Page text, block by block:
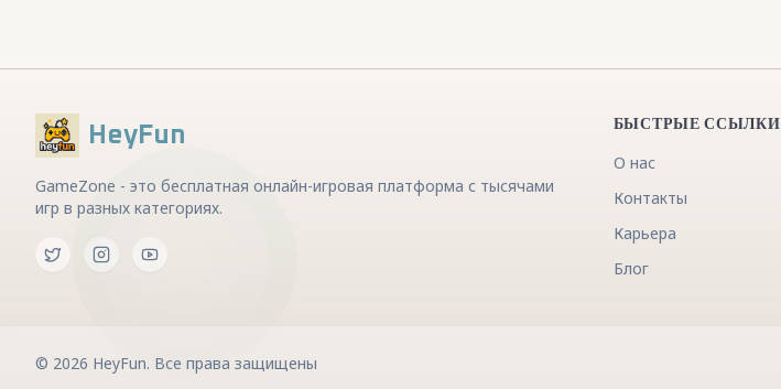
HeyFun
GameZone - это бесплатная онлайн-игровая платформа с тысячами
игр в разных категориях.
БЫСТРЫЕ ССЫЛКИ
О нас
Контакты
Карьера
Блог
© 2026 HeyFun. Все права защищены